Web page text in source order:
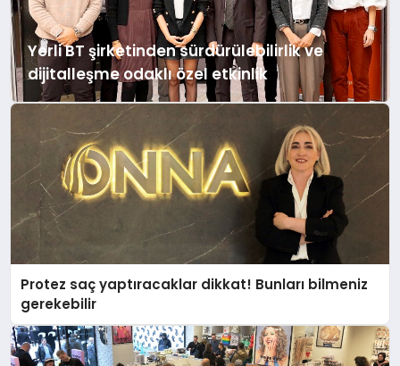
Yerli BT şirketinden sürdürülebilirlik ve
dijitalleşme odaklı özel etkinlik
Protez saç yaptıracaklar dikkat! Bunları bilmeniz
gerekebilir